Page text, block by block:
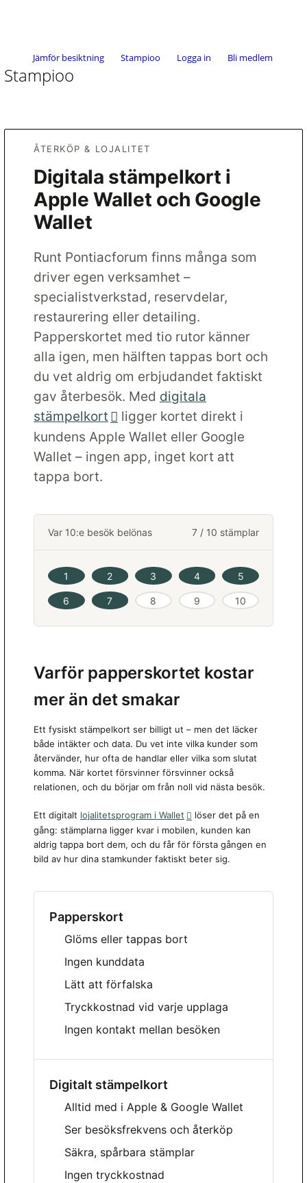
Jämför besiktning Stampioo Logga in Bli medlem
Stampioo
ÅTERKÖP & LOJALITET
Digitala stämpelkort i
Apple Wallet och Google
Wallet
Runt Pontiacforum finns många som
driver egen verksamhet –
specialistverkstad, reservdelar,
restaurering eller detailing.
Papperskortet med tio rutor känner
alla igen, men hälften tappas bort och
du vet aldrig om erbjudandet faktiskt
gav återbesök. Med digitala
stämpelkort
ligger kortet direkt i
kundens Apple Wallet eller Google
Wallet – ingen app, inget kort att
tappa bort.
Var 10:e besök belönas 7 / 10 stämplar
1 2 3 4 5
6 7 8 9 10
Varför papperskortet kostar
mer än det smakar
Ett fysiskt stämpelkort ser billigt ut – men det läcker
både intäkter och data. Du vet inte vilka kunder som
återvänder, hur ofta de handlar eller vilka som slutat
komma. När kortet försvinner försvinner också
relationen, och du börjar om från noll vid nästa besök.
Ett digitalt lojalitetsprogram i Wallet
löser det på en
gång: stämplarna ligger kvar i mobilen, kunden kan
aldrig tappa bort dem, och du får för första gången en
bild av hur dina stamkunder faktiskt beter sig.
Papperskort
Glöms eller tappas bort
Ingen kunddata
Lätt att förfalska
Tryckkostnad vid varje upplaga
Ingen kontakt mellan besöken
Digitalt stämpelkort
Alltid med i Apple & Google Wallet
Ser besöksfrekvens och återköp
Säkra, spårbara stämplar
Ingen tryckkostnad